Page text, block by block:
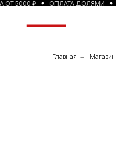
5000 ₽ ОПЛАТА ДОЛЯМИ
Главная → Магазин